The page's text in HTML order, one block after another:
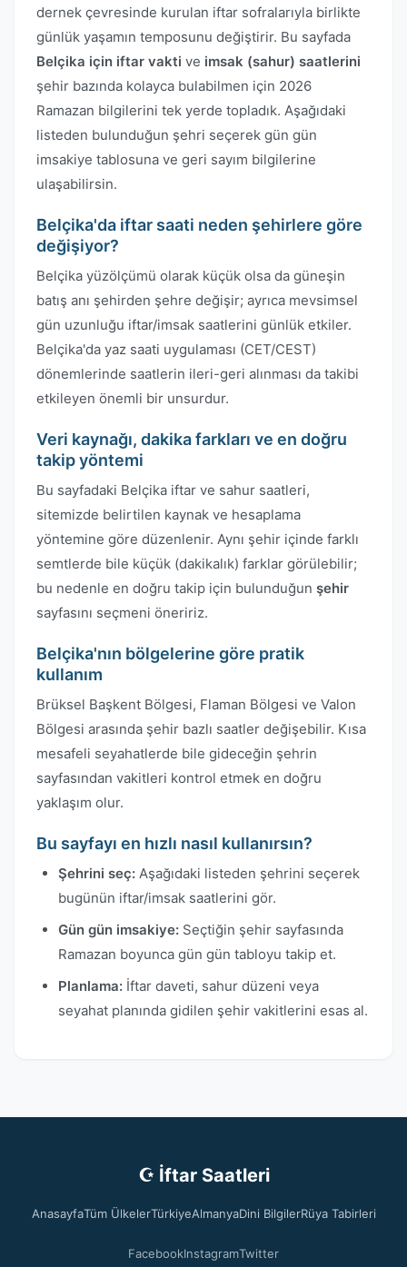
dernek çevresinde kurulan iftar sofralarıyla birlikte
günlük yaşamın temposunu değiştirir. Bu sayfada
Belçika için iftar vakti ve imsak (sahur) saatlerini
şehir bazında kolayca bulabilmen için 2026
Ramazan bilgilerini tek yerde topladık. Aşağıdaki
listeden bulunduğun şehri seçerek gün gün
imsakiye tablosuna ve geri sayım bilgilerine
ulaşabilirsin.
Belçika'da iftar saati neden şehirlere göre
değişiyor?
Belçika yüzölçümü olarak küçük olsa da güneşin
batış anı şehirden şehre değişir; ayrıca mevsimsel
gün uzunluğu iftar/imsak saatlerini günlük etkiler.
Belçika'da yaz saati uygulaması (CET/CEST)
dönemlerinde saatlerin ileri-geri alınması da takibi
etkileyen önemli bir unsurdur.
Veri kaynağı, dakika farkları ve en doğru
takip yöntemi
Bu sayfadaki Belçika iftar ve sahur saatleri,
sitemizde belirtilen kaynak ve hesaplama
yöntemine göre düzenlenir. Aynı şehir içinde farklı
semtlerde bile küçük (dakikalık) farklar görülebilir;
bu nedenle en doğru takip için bulunduğun şehir
sayfasını seçmeni öneririz.
Belçika'nın bölgelerine göre pratik
kullanım
Brüksel Başkent Bölgesi, Flaman Bölgesi ve Valon
Bölgesi arasında şehir bazlı saatler değişebilir. Kısa
mesafeli seyahatlerde bile gideceğin şehrin
sayfasından vakitleri kontrol etmek en doğru
yaklaşım olur.
Bu sayfayı en hızlı nasıl kullanırsın?
Şehrini seç: Aşağıdaki listeden şehrini seçerek
bugünün iftar/imsak saatlerini gör.
Gün gün imsakiye: Seçtiğin şehir sayfasında
Ramazan boyunca gün gün tabloyu takip et.
Planlama: İftar daveti, sahur düzeni veya
seyahat planında gidilen şehir vakitlerini esas al.
☪ İftar Saatleri
AnasayfaTüm ÜlkelerTürkiyeAlmanyaDini BilgilerRüya Tabirleri
FacebookInstagramTwitter